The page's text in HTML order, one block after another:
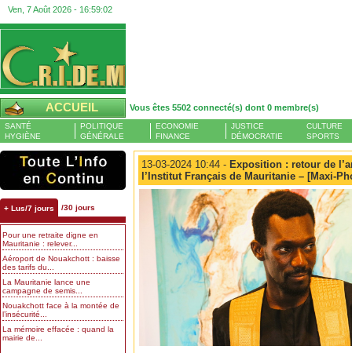
Ven, 7 Août 2026 - 16:59:05
ACCUEIL Vous êtes 5502 connecté(s) dont 0 membre(s)
SANTÉ
HYGIÈNE
POLITIQUE
GÉNÉRALE
ECONOMIE
FINANCE
JUSTICE
DÉMOCRATIE
CULTURE
SPORTS
+ Lus/7 jours /30 jours
Pour une retraite digne en
Mauritanie : relever...
Aéroport de Nouakchott : baisse
des tarifs du...
La Mauritanie lance une
campagne de semis...
Nouakchott face à la montée de
l’insécurité...
La mémoire effacée : quand la
mairie de...
13-03-2024 10:44 - Exposition : retour de
l’Institut Français de Mauritanie – [Maxi-